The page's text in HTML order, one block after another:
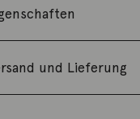
und Lieferung